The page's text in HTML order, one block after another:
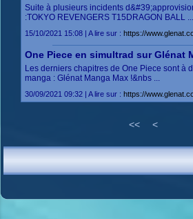
Suite à plusieurs incidents
:TOKYO REVENGERS T15DRAGON BALL ...
15/10/2021 15:08 | A lire sur : https://
One Piece en simultrad sur Glénat
Les derniers chapitres de One Piece sont à
manga : Glénat Manga Max !&nbs ...
30/09/2021 09:32 | A lire sur : https://
<< <